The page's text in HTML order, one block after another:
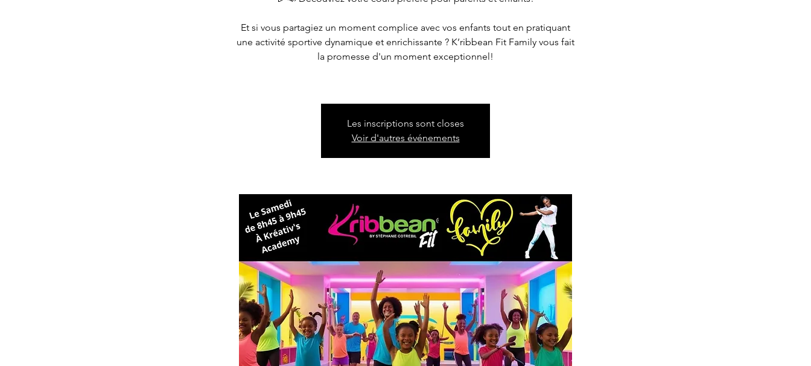
Et si vous partagiez un moment complice avec vos enfants tout en pratiquant
une activité sportive dynamique et enrichissante ? K’ribbean Fit Family vous fait
la promesse d'un moment exceptionnel!
Les inscriptions sont closes
Voir d'autres événements